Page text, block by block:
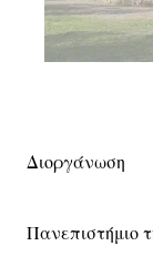
Διοργάνωση
Πανεπιστήμιο